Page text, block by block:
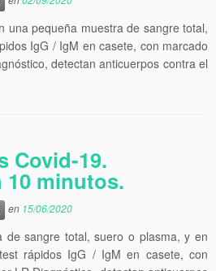
una pequeña muestra de sangre total,
IgG / IgM en casete, con marcado
detectan anticuerpos contra el
Covid-19.
10 minutos.
en 15/06/2020
de sangre total, suero o plasma, y en
rápidos IgG / IgM en casete, con